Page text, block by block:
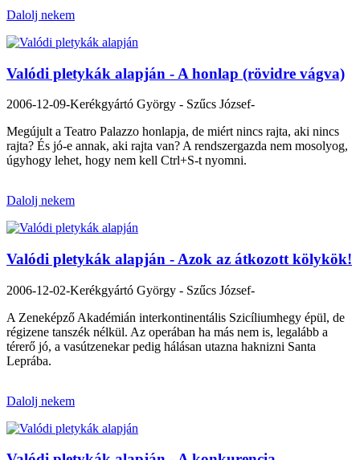
Dalolj nekem
Valódi pletykák alapján - A honlap (rövidre vágva)
2006-12-09-Kerékgyártó György - Szűcs József-
Megújult a Teatro Palazzo honlapja, de miért nincs rajta, aki nincs
rajta? És jó-e annak, aki rajta van? A rendszergazda nem mosolyog,
úgyhogy lehet, hogy nem kell Ctrl+S-t nyomni.
Dalolj nekem
Valódi pletykák alapján - Azok az átkozott kölykök!
2006-12-02-Kerékgyártó György - Szűcs József-
A Zeneképző Akadémián interkontinentális Szicíliumhegy épül, de
régizene tanszék nélkül. Az operában ha más nem is, legalább a
térerő jó, a vasútzenekar pedig hálásan utazna haknizni Santa
Leprába.
Dalolj nekem